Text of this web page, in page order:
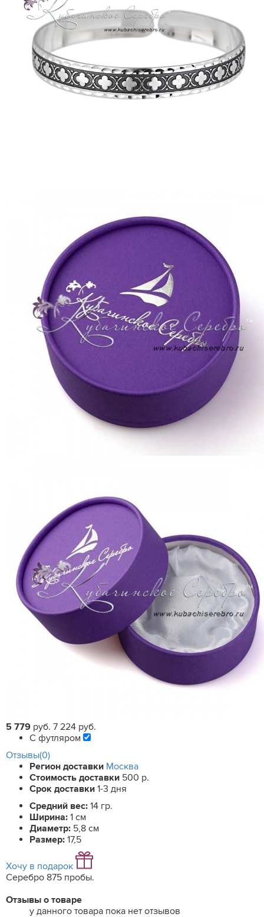
5 779 руб. 7 224 руб.
С футляром
Отзывы(0)
Регион доставки Москва
Стоимость доставки 500 р.
Срок доставки 1-3 дня
Средний вес: 14 гр.
Ширина: 1 см
Диаметр: 5,8 см
Размер: 17,5
Хочу в подарок
Серебро 875 пробы.
Отзывы о товаре
у данного товара пока нет отзывов